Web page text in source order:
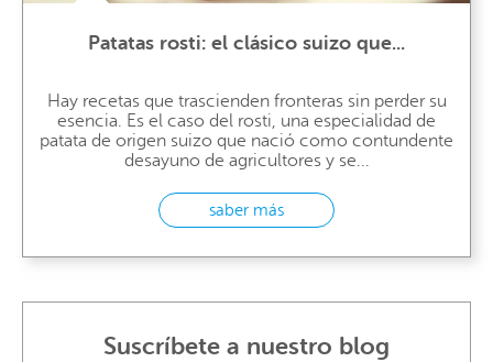
Patatas rosti: el clásico suizo que...
Hay recetas que trascienden fronteras sin perder su
esencia. Es el caso del rosti, una especialidad de
patata de origen suizo que nació como contundente
desayuno de agricultores y se...
saber más
Suscríbete a nuestro blog